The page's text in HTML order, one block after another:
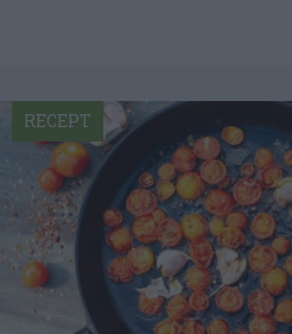
RECEPT